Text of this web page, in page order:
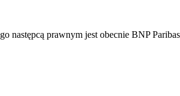
następcą prawnym jest obecnie BNP